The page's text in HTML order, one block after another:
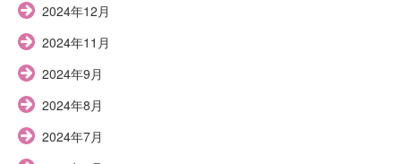
2024年12月
2024年11月
2024年9月
2024年8月
2024年7月